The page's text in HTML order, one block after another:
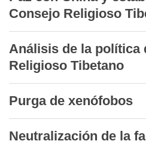
Consejo Religioso
Análisis de la política
Religioso Tibetano
Purga de xenófobos
Neutralización de la